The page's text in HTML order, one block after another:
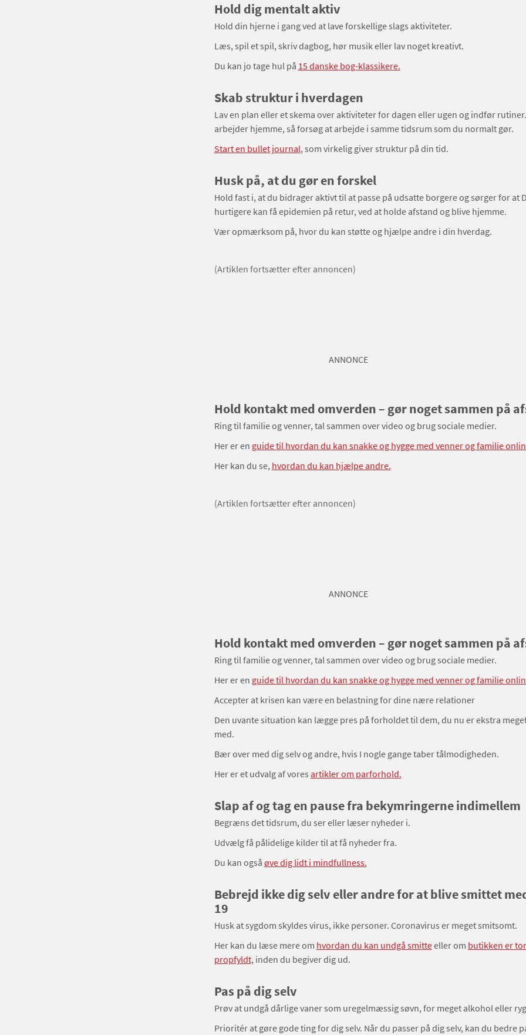
Hold dig mentalt aktiv
Hold din hjerne i gang ved at lave forskellige slags aktiviteter.
Læs, spil et spil, skriv dagbog, hør musik eller lav noget kreativt.
Du kan jo tage hul på 15 danske bog-klassikere.
Skab struktur i hverdagen
Lav en plan eller et skema over aktiviteter for dagen eller ugen og indfør
arbejder hjemme, så forsøg at arbejde i samme tidsrum som du normalt gør.
Start en bullet journal, som virkelig giver struktur på din tid.
Husk på, at du gør en forskel
Hold fast i, at du bidrager aktivt til at passe på udsatte borgere og sørger for at
hurtigere kan få epidemien på retur, ved at holde afstand og blive hjemme.
Vær opmærksom på, hvor du kan støtte og hjælpe andre i din hverdag.
(Artiklen fortsætter efter annoncen)
ANNONCE
Hold kontakt med omverden – gør noget sammen på
Ring til familie og venner, tal sammen over video og brug sociale medier.
Her er en guide til hvordan du kan snakke og hygge med venner og familie
Her kan du se, hvordan du kan hjælpe andre.
(Artiklen fortsætter efter annoncen)
ANNONCE
Hold kontakt med omverden – gør noget sammen på
Ring til familie og venner, tal sammen over video og brug sociale medier.
Her er en guide til hvordan du kan snakke og hygge med venner og familie
Accepter at krisen kan være en belastning for dine nære relationer
Den uvante situation kan lægge pres på forholdet til dem, du nu er ekstra
med.
Bær over med dig selv og andre, hvis I nogle gange taber tålmodigheden.
Her er et udvalg af vores artikler om parforhold.
Slap af og tag en pause fra bekymringerne indimellem
Begræns det tidsrum, du ser eller læser nyheder i.
Udvælg få pålidelige kilder til at få nyheder fra.
Du kan også øve dig lidt i mindfullness.
Bebrejd ikke dig selv eller andre for at blive smittet
19
Husk at sygdom skyldes virus, ikke personer. Coronavirus er meget smitsomt.
Her kan du læse mere om hvordan du kan undgå smitteeller om butikken er
propfyldt, inden du begiver dig ud.
Pas på dig selv
Prøv at undgå dårlige vaner som uregelmæssig søvn, for meget alkohol eller
Prioritér at gøre gode ting for dig selv. Når du passer på dig selv, kan du bedre